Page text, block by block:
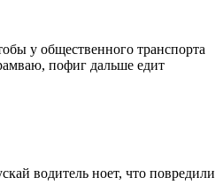
у общественного транспорта
пофиг дальше едит
водитель ноет, что повредили